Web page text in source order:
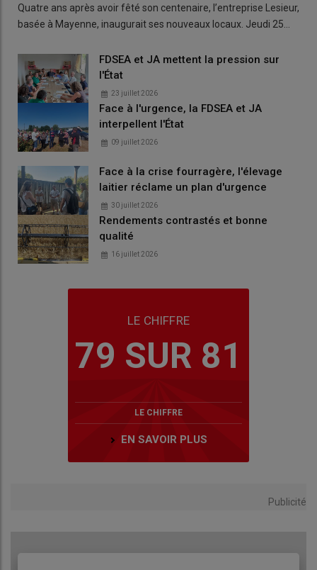
Quatre ans après avoir fêté son centenaire, l’entreprise Lesieur,
basée à Mayenne, inaugurait ses nouveaux locaux. Jeudi 25…
FDSEA et JA mettent la pression sur
l'État
23 juillet 2026
Face à l'urgence, la FDSEA et JA
interpellent l'État
09 juillet 2026
Face à la crise fourragère, l'élevage
laitier réclame un plan d'urgence
30 juillet 2026
Rendements contrastés et bonne
qualité
16 juillet 2026
LE CHIFFRE
79 SUR 81
LE CHIFFRE
EN SAVOIR PLUS
Publicité